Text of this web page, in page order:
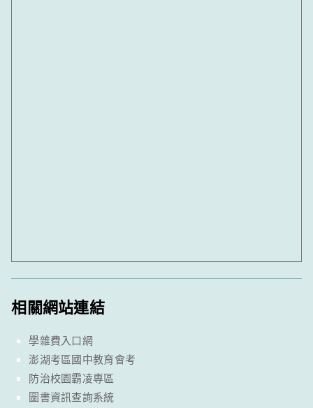
相關網站連結
學雜費入口網
澎湖考區國中教育會考
防治校園霸凌專區
圖書資訊查詢系統